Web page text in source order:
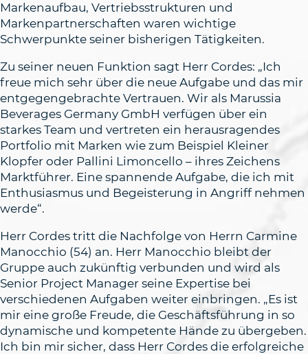
Markenaufbau, Vertriebsstrukturen und
Markenpartnerschaften waren wichtige
Schwerpunkte seiner bisherigen Tätigkeiten.
Zu seiner neuen Funktion sagt Herr Cordes: „Ich
freue mich sehr über die neue Aufgabe und das mir
entgegengebrachte Vertrauen. Wir als Marussia
Beverages Germany GmbH verfügen über ein
starkes Team und vertreten ein herausragendes
Portfolio mit Marken wie zum Beispiel Kleiner
Klopfer oder Pallini Limoncello – ihres Zeichens
Marktführer. Eine spannende Aufgabe, die ich mit
Enthusiasmus und Begeisterung in Angriff nehmen
werde“.
Herr Cordes tritt die Nachfolge von Herrn Carmine
Manocchio (54) an. Herr Manocchio bleibt der
Gruppe auch zukünftig verbunden und wird als
Senior Project Manager seine Expertise bei
verschiedenen Aufgaben weiter einbringen. „Es ist
mir eine große Freude, die Geschäftsführung in so
dynamische und kompetente Hände zu übergeben.
Ich bin mir sicher, dass Herr Cordes die erfolgreiche